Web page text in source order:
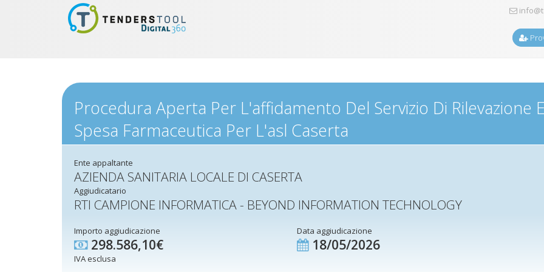
Procedura Aperta Per L'affidamento Del Servizio Di Rilevazione
Spesa Farmaceutica Per L'asl Caserta
Ente appaltante
AZIENDA SANITARIA LOCALE DI CASERTA
Aggiudicatario
RTI CAMPIONE INFORMATICA - BEYOND INFORMATION TECHNOLOGY
Importo aggiudicazione
298.586,10€
IVA esclusa
Data aggiudicazione
18/05/2026